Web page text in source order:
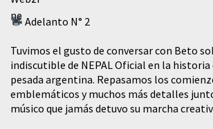
Adelanto N° 2
Tuvimos el gusto de conversar con Beto
indiscutible de NEPAL Oficial en la historia
pesada argentina. Repasamos los
emblemáticos y muchos más detalles
músico que jamás detuvo su marcha